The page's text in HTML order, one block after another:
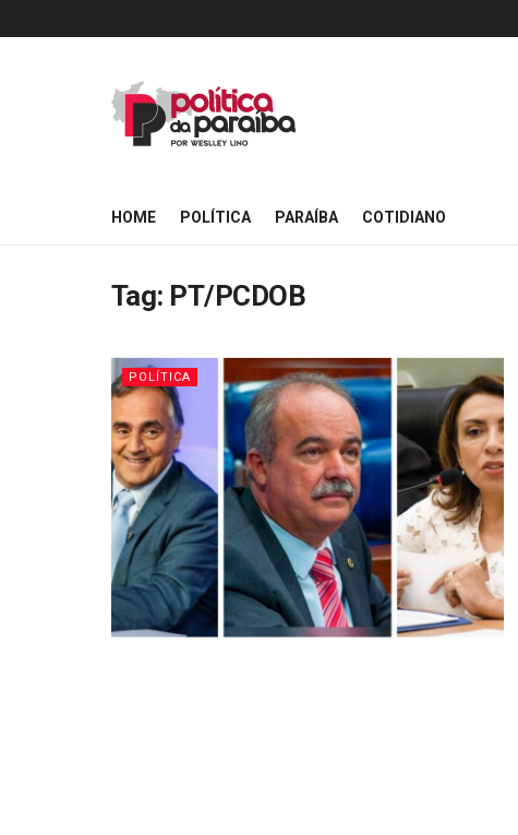
HOME POLÍTICA PARAÍBA COTIDIANO
Tag: PT/PCDOB
POLÍTICA